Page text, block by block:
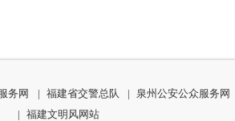
务网 | 福建省交警总队 |
泉州公安公众服务网
| 福建文明风网站